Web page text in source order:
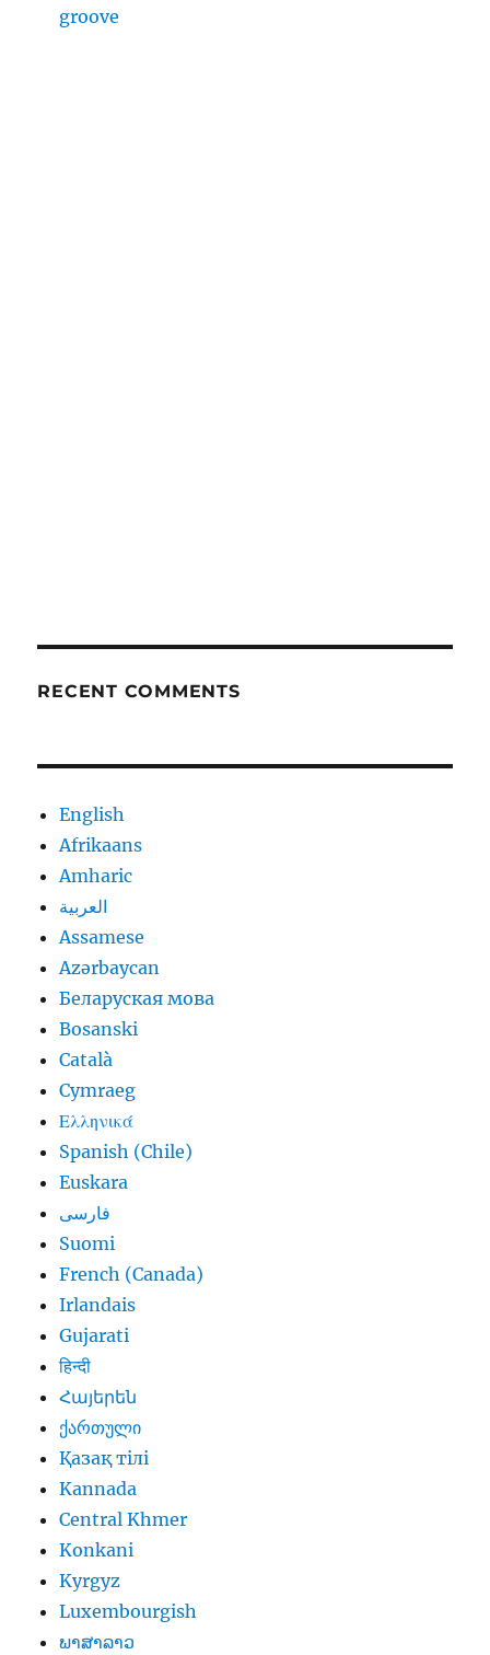
groove
RECENT COMMENTS
English
Afrikaans
Amharic
العربية
Assamese
Azərbaycan
Беларуская мова
Bosanski
Català
Cymraeg
Ελληνικά
Spanish (Chile)
Euskara
فارسی
Suomi
French (Canada)
Irlandais
Gujarati
हिन्दी
Հայերեն
ქართული
Қазақ тілі
Kannada
Central Khmer
Konkani
Kyrgyz
Luxembourgish
ພາສາລາວ